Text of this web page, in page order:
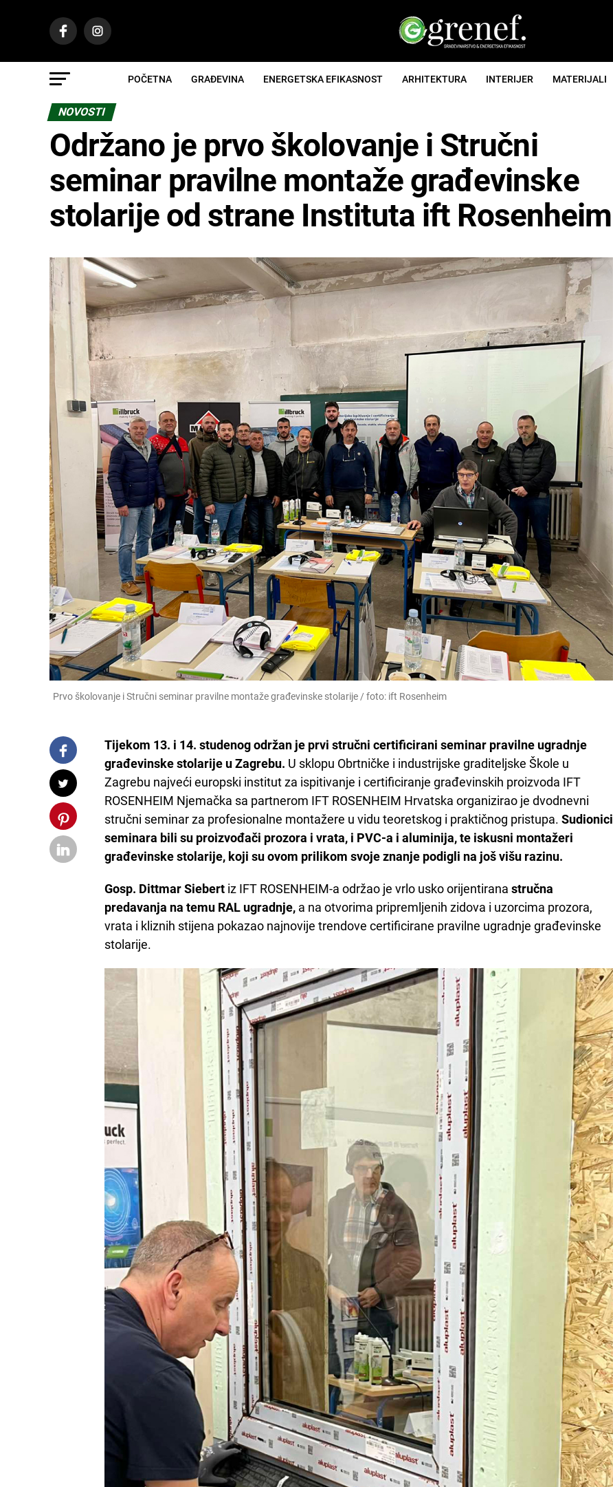
POČETNA GRAĐEVINA ENERGETSKA EFIKASNOST ARHITEKTURA INTERIJER MATERIJALI
NOVOSTI
Održano je prvo školovanje i Stručni
seminar pravilne montaže građevinske
stolarije od strane Instituta ift Rosenheim
Prvo školovanje i Stručni seminar pravilne montaže građevinske stolarije / foto: ift Rosenheim
Tijekom 13. i 14. studenog održan je prvi stručni certificirani seminar pravilne ugradnje
građevinske stolarije u Zagrebu. U sklopu Obrtničke i industrijske graditeljske Škole u
Zagrebu najveći europski institut za ispitivanje i certificiranje građevinskih proizvoda IFT
ROSENHEIM Njemačka sa partnerom IFT ROSENHEIM Hrvatska organizirao je dvodnevni
stručni seminar za profesionalne montažere u vidu teoretskog i praktičnog pristupa. Sudionici
seminara bili su proizvođači prozora i vrata, i PVC-a i aluminija, te iskusni montažeri
građevinske stolarije, koji su ovom prilikom svoje znanje podigli na još višu razinu.
Gosp. Dittmar Siebert iz IFT ROSENHEIM-a održao je vrlo usko orijentirana stručna
predavanja na temu RAL ugradnje, a na otvorima pripremljenih zidova i uzorcima prozora,
vrata i kliznih stijena pokazao najnovije trendove certificirane pravilne ugradnje građevinske
stolarije.